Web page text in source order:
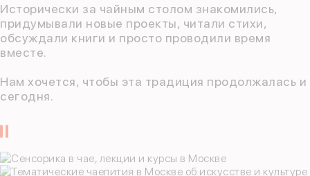
Исторически за чайным столом знакомились,
придумывали новые проекты, читали стихи,
обсуждали книги и просто проводили время
вместе.
Нам хочется, чтобы эта традиция продолжалась и
сегодня.